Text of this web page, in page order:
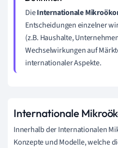
DieInternationale
Entscheidungen einzelner
(z.B. Haushalte,
Wechselwirkungen auf
internationaler Aspekte.
Internationale
Innerhalb der Internationalen
Konzepte und Modelle, welche